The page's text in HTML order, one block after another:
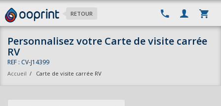
RETOUR
Personnalisez votre Carte de visite carrée
RV
REF : CV-J14399
Accueil / Carte de visite carrée RV